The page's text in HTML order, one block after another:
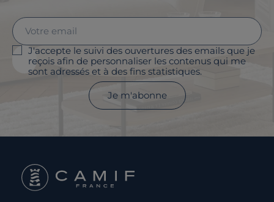
J'accepte le suivi des ouvertures des emails que je
reçois afin de personnaliser les contenus qui me
sont adressés et à des fins statistiques.
Je m'abonne